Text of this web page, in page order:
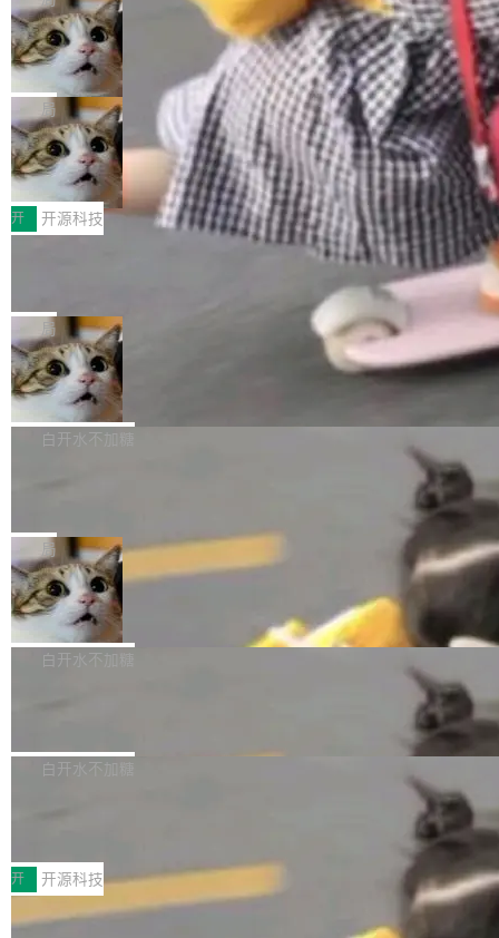
现实 过去两年，CIO们的焦虑清单上多了两项：
一是如何让大模型和智能体应用安全地从PoC走
向生产，二是如何让测试团队跟得上AI应用...
设置，如果用布尔值 + 可空字段来表示——bool
ean 表示是否可切换，nullable 的默认模式、浅
色方案、深色方案——会产生大量无意义的组
合。方案缺了、配置冲突了、全 null 了。要知道
哪些组合有效，作者说，你得靠"文档、校验、或
者部落知识"。 换个写法。Rust 的 enum，两个
变体：Switchable...
个"AI 知识库 + 聊天机器人"——每个大厂都在
做，没什么新鲜的。 但 Kenton Varda 在 Twitte
r 上把事情说清楚了： 今天我们发布了 Cloudfla
re OS，一个带连接器的聊天机器人，跟其他所
有科技公司做的一样。只不过，实际上它不一
样。这是 Sandstorm.io 的重制版，我十年前的
那个创业公司。不同的是，这次它构建在 Cloudf
lare Workers 上——我花了九年时间搭建的平台
——并且深度集成了 AI。这基本上是我十年秘密
Deno 团队开源 Celld，可自托管的分
布式 Durable Objects
Ryan Dahl 领导的 Deno 团队推出了最新开源项
目 Celld，一个能在自己机器上运行 Cloudflare
Workers 和 Durable Objects 的守护进程。 设
计思路很直接：每个对象是一个独立的 SQLite
数据库，按名称寻址，复制到你自己的 S3 兼容
存储库里。节点之间只通过这个存储库协调——
没有控制平面，没有共识协议。每个对象自带一
个小型数据库，应用天然按分片构建，单个数据
库的竞争和爆炸半径问题在设计层面就被消除
了。 闲置的 cell 会休眠到几乎不占资源。当 cel
l 迁移或唤醒时，新宿主从 S3 恢复 SQLite 数据
库继续执行。存储库是持久化的唯一真相...
局
鲁大师7月新机性能/流畅/AI榜：vivo夺
性能、流畅双第一，三星Galaxy Z系列
新折叠缺席
2026年7月的手机市场，由于存储等硬件成本暴
增，手机厂商的日子也不好过啊，新机速度明显
放缓，因此硝烟味淡了许多。新机参数规格除开
高价的三星折叠（三星Galaxy Z Fold8 Ultra / Z
Fold8 / Z Flip8）外，其余要么是中低端机器，
例如iQOO Z11i、REDMI Note 17、REDMI No
te 17 Pro、OPPO K15，要么是vivo X300 E这
样的次旗舰。 Galaxy Z Fold8 Ultra / Z Fold8 /
Z Flip8三款折叠屏新机均在7月22日发布，且全
部搭载骁龙8 Elite Gen5 for Galaxy，它们本该
开 开源科技
Zed 编辑器团队发布了新项目——DeltaDB，一
个在 git commit 之间记录每一次编辑操作的版
本控制系统。目前处于 Early Access 阶段。 De
ltaDB 的核心思路直接写在 landing page 最显
眼的位置：「Software is made between com
mits」——软件是在 commit 之间写出来的。git
是把这段空隙补上。 回退到任何一次编辑：Delt
aDB 捕获 commit 之间的每一次操作，...
局
SpaceXAI 单季资本开支达 183 亿美元
根据风险投资人Tomer Tunguz 博客（VC 分
析）披露的最新分析与第二季度业绩报告，Spac
微软同期总资本开支的四成。 与亚马逊、Alpha
bet、微软以及 Meta 等传统科技巨头相比，Spa
ceXAI的资金消耗速度尤为引人瞩目。然而，支
撑庞大支出的资金来源却呈现出截然不同的面
貌。数据显示，微软和 Meta 主要依托充沛的经
白开水不加糖
一个在终端里运行的编程 agent；Muse Spark
1.2，驱动这个 agent 的新模型。一句话概括：
你可以用 curl -fsSL https://dev.meta.ai/install.
sh | bash 安装一个能在大项目里自动规划、写
代码、验证结果的 AI 终端工具。 据介绍，Muse
个主 agent 循环，外加一组后台 agent。这些后
局
美团开源 LoHoSearch，用知识图谱校
准 AI 能力认知
机器出题的前提，是让机器拥有全局视野。整个
构建流程可以分为四个环节：建图 → 控制难度
白开水不加糖
库，并将作为transport接入Mooncake TENT。
MPComm将作为一种传输引擎接入Mooncake T
ENT，实现零拷贝传输性能提升30%、非零拷贝
传输性能最高提升5倍。UCL-MPComm底层基
白开水不加糖
型案例入选名单》，深信服“面向企业研发场景的
开源 AI 编程平台 CoStrict 应用”凭借卓越的技术
创新与落地成效成功入选。 全链路私有化部署，
开 开源科技
深信服AI算力网关入选工信部人工智能